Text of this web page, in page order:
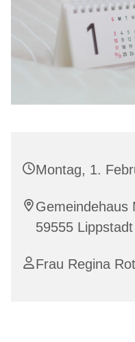
Montag, 1.
Gemeindehaus
59555 Lippstadt
Frau Regina